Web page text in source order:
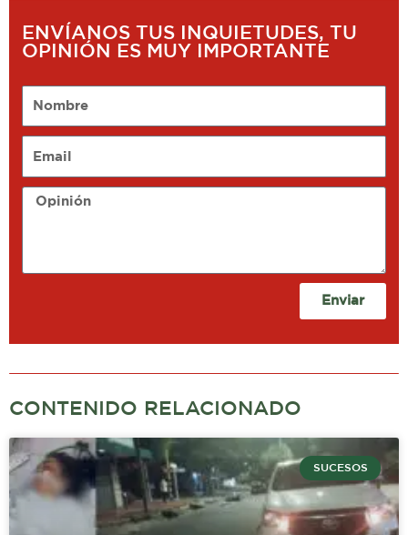
ENVÍANOS TUS INQUIETUDES, TU
OPINIÓN ES MUY IMPORTANTE
Opinión
Enviar
CONTENIDO RELACIONADO
SUCESOS